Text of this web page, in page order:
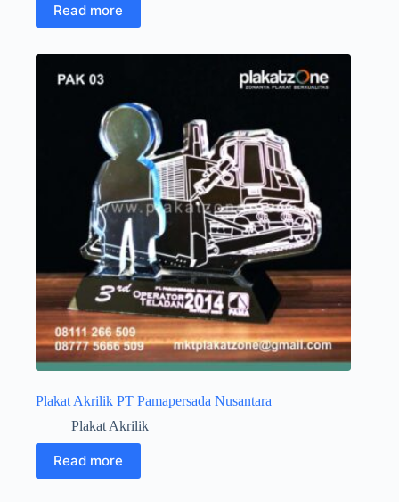
Read more
Plakat Akrilik PT Pamapersada Nusantara
Plakat Akrilik
Read more